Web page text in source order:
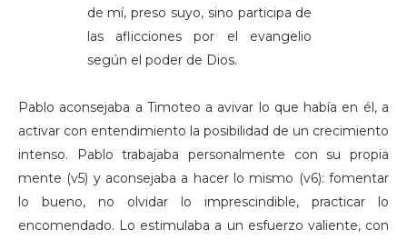
de mí, preso suyo, sino participa de
las aflicciones por el evangelio
según el poder de Dios.
Pablo aconsejaba a Timoteo a avivar lo que había en él, a
activar con entendimiento la posibilidad de un crecimiento
intenso. Pablo trabajaba personalmente con su propia
mente (v5) y aconsejaba a hacer lo mismo (v6): fomentar
lo bueno, no olvidar lo imprescindible, practicar lo
encomendado. Lo estimulaba a un esfuerzo valiente, con